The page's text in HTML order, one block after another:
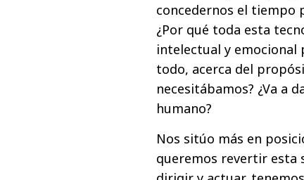
concedernos el tiempo
¿Por qué toda esta
intelectual y emocional
todo, acerca del
necesitábamos? ¿Va a
humano?
Nos sitúo más en
queremos revertir esta